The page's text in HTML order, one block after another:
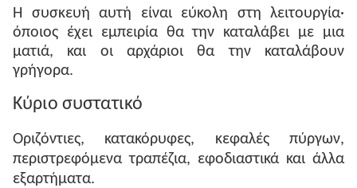
Η συσκευή αυτή είναι εύκολη στη λειτουργία·
όποιος έχει εμπειρία θα την καταλάβει με μια
ματιά, και οι αρχάριοι θα την καταλάβουν
γρήγορα.
Κύριο συστατικό
Οριζόντιες, κατακόρυφες, κεφαλές πύργων,
περιστρεφόμενα τραπέζια, εφοδιαστικά και άλλα
εξαρτήματα.